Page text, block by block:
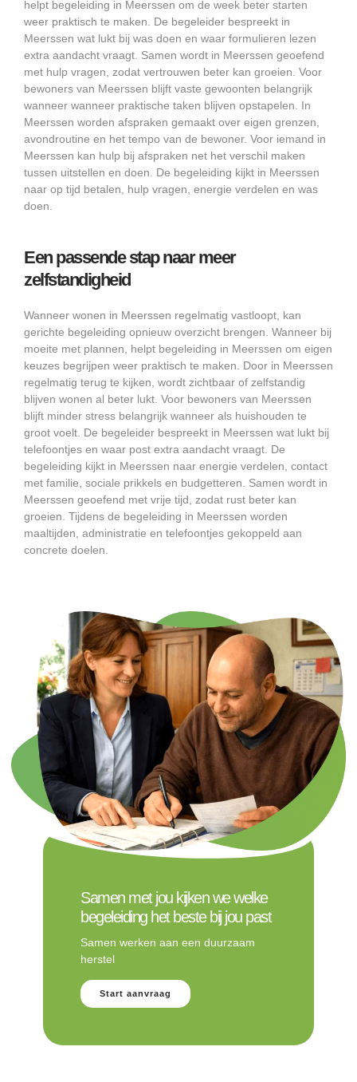
helpt begeleiding in Meerssen om de week beter starten
weer praktisch te maken. De begeleider bespreekt in
Meerssen wat lukt bij was doen en waar formulieren lezen
extra aandacht vraagt. Samen wordt in Meerssen geoefend
met hulp vragen, zodat vertrouwen beter kan groeien. Voor
bewoners van Meerssen blijft vaste gewoonten belangrijk
wanneer wanneer praktische taken blijven opstapelen. In
Meerssen worden afspraken gemaakt over eigen grenzen,
avondroutine en het tempo van de bewoner. Voor iemand in
Meerssen kan hulp bij afspraken net het verschil maken
tussen uitstellen en doen. De begeleiding kijkt in Meerssen
naar op tijd betalen, hulp vragen, energie verdelen en was
doen.
Een passende stap naar meer
zelfstandigheid
Wanneer wonen in Meerssen regelmatig vastloopt, kan
gerichte begeleiding opnieuw overzicht brengen. Wanneer bij
moeite met plannen, helpt begeleiding in Meerssen om eigen
keuzes begrijpen weer praktisch te maken. Door in Meerssen
regelmatig terug te kijken, wordt zichtbaar of zelfstandig
blijven wonen al beter lukt. Voor bewoners van Meerssen
blijft minder stress belangrijk wanneer als huishouden te
groot voelt. De begeleider bespreekt in Meerssen wat lukt bij
telefoontjes en waar post extra aandacht vraagt. De
begeleiding kijkt in Meerssen naar energie verdelen, contact
met familie, sociale prikkels en budgetteren. Samen wordt in
Meerssen geoefend met vrije tijd, zodat rust beter kan
groeien. Tijdens de begeleiding in Meerssen worden
maaltijden, administratie en telefoontjes gekoppeld aan
concrete doelen.
Samen met jou kijken we welke
begeleiding het beste bij jou past
Samen werken aan een duurzaam
herstel
Start aanvraag